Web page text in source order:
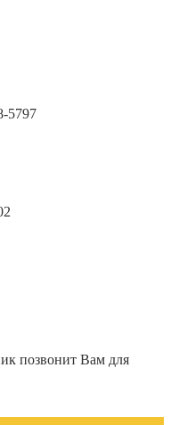
5797
позвонит Вам для